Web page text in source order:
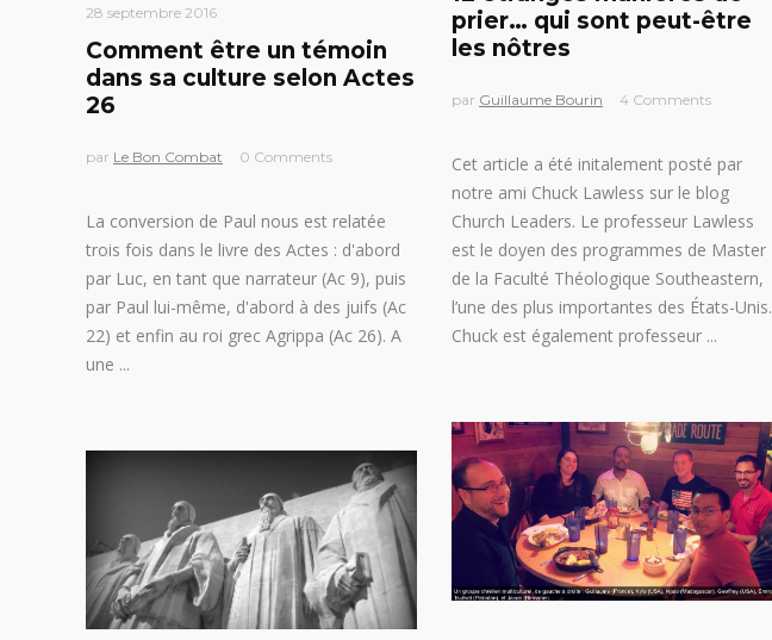
28 septembre 2016
Comment être un témoin
dans sa culture selon Actes
26
par Le Bon Combat 0 Comments
La conversion de Paul nous est relatée
trois fois dans le livre des Actes : d'abord
par Luc, en tant que narrateur (Ac 9), puis
par Paul lui-même, d'abord à des juifs (Ac
22) et enfin au roi grec Agrippa (Ac 26). A
une
prier… qui sont peut-être
les nôtres
par Guillaume Bourin 4 Comments
Cet article a été initalement posté par
notre ami Chuck Lawless sur le blog
Church Leaders. Le professeur Lawless
est le doyen des programmes de Master
de la Faculté Théologique Southeastern,
l’une des plus importantes des États-Unis.
Chuck est également professeur